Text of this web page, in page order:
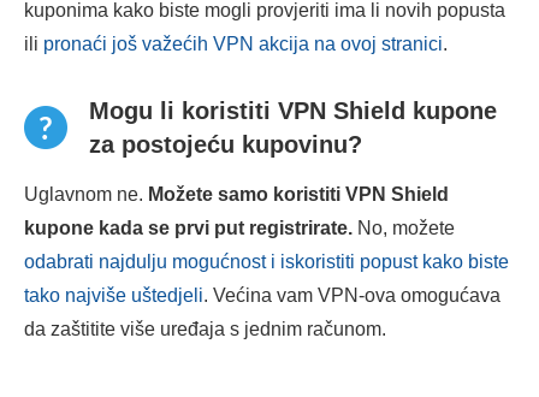
kuponima kako biste mogli provjeriti ima li novih popusta
ili pronaći još važećih VPN akcija na ovoj stranici.
Mogu li koristiti VPN Shield kupone
za postojeću kupovinu?
Uglavnom ne. Možete samo koristiti VPN Shield
kupone kada se prvi put registrirate. No, možete
odabrati najdulju mogućnost i iskoristiti popust kako biste
tako najviše uštedjeli. Većina vam VPN-ova omogućava
da zaštitite više uređaja s jednim računom.